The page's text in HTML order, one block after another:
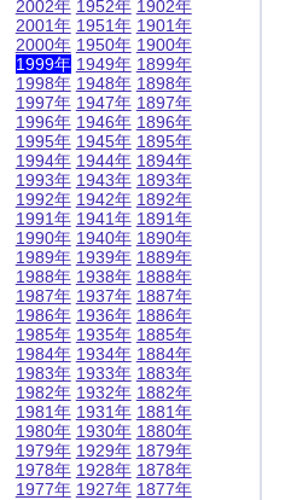
2002年
2001年
2000年
1999年
1998年
1997年
1996年
1995年
1994年
1993年
1992年
1991年
1990年
1989年
1988年
1987年
1986年
1985年
1984年
1983年
1982年
1981年
1980年
1979年
1978年
1977年
1952年
1951年
1950年
1949年
1948年
1947年
1946年
1945年
1944年
1943年
1942年
1941年
1940年
1939年
1938年
1937年
1936年
1935年
1934年
1933年
1932年
1931年
1930年
1929年
1928年
1927年
1902年
1901年
1900年
1899年
1898年
1897年
1896年
1895年
1894年
1893年
1892年
1891年
1890年
1889年
1888年
1887年
1886年
1885年
1884年
1883年
1882年
1881年
1880年
1879年
1878年
1877年